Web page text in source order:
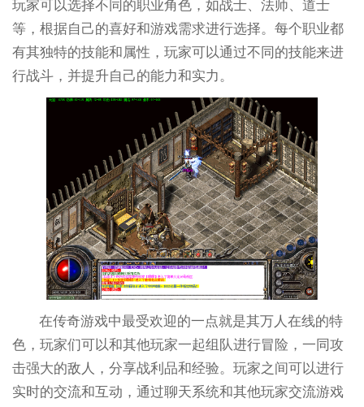
玩家可以选择不同的职业角色，如战士、法师、道士
等，根据自己的喜好和游戏需求进行选择。每个职业都
有其独特的技能和属性，玩家可以通过不同的技能来进
行战斗，并提升自己的能力和实力。
在传奇游戏中最受欢迎的一点就是其万人在线的特
色，玩家们可以和其他玩家一起组队进行冒险，一同攻
击强大的敌人，分享战利品和经验。玩家之间可以进行
实时的交流和互动，通过聊天系统和其他玩家交流游戏